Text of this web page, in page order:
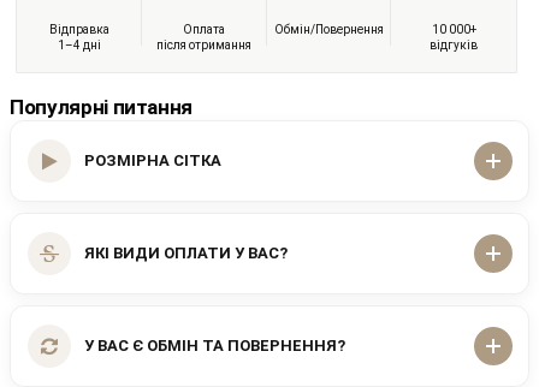
Відправка
1–4 дні
Оплата
після отримання
Обмін/Повернення
10 000+
відгуків
Популярні питання
РОЗМІРНА СІТКА
ЯКІ ВИДИ ОПЛАТИ У ВАС?
У ВАС Є ОБМІН ТА ПОВЕРНЕННЯ?